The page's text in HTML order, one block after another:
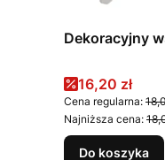
Dekoracyjny
Cena
16,20 zł
Cena regularna:
Najniższa cena:
Do koszyka